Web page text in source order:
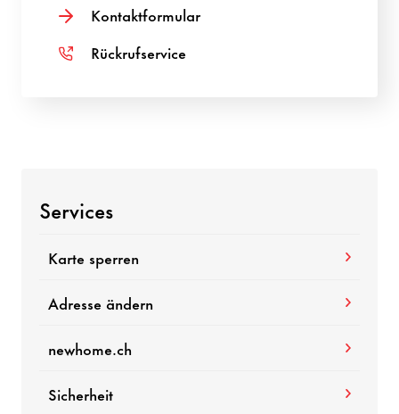
Kontaktformular
Rückrufservice
Services
Karte sperren
Adresse ändern
newhome.ch
Sicherheit